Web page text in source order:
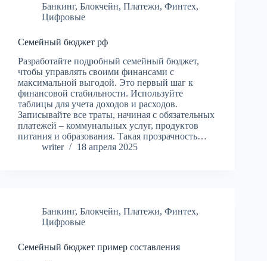
Банкинг, Блокчейн, Платежи, Финтех,
Цифровые
Семейный бюджет рф
Разработайте подробный семейный бюджет,
чтобы управлять своими финансами с
максимальной выгодой. Это первый шаг к
финансовой стабильности. Используйте
таблицы для учета доходов и расходов.
Записывайте все траты, начиная с обязательных
платежей – коммунальных услуг, продуктов
питания и образования. Такая прозрачность…
writer
18 апреля 2025
Банкинг, Блокчейн, Платежи, Финтех,
Цифровые
Семейный бюджет пример составления